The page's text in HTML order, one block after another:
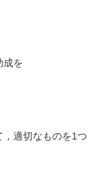
成を
適切なものを1つ